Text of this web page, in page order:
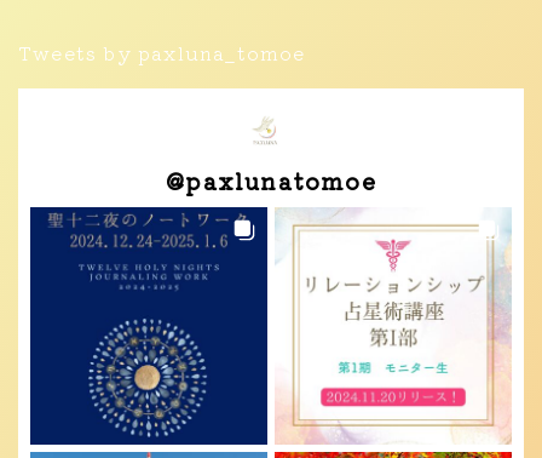
Tweets by paxluna_tomoe
@paxlunatomoe